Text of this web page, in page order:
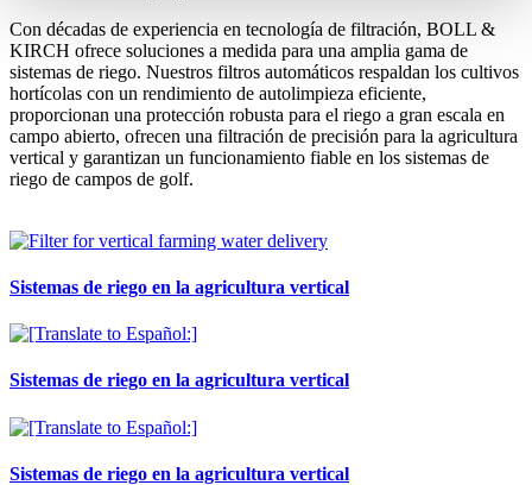
Con décadas de experiencia en tecnología de filtración, BOLL &
KIRCH ofrece soluciones a medida para una amplia gama de
sistemas de riego. Nuestros filtros automáticos respaldan los cultivos
hortícolas con un rendimiento de autolimpieza eficiente,
proporcionan una protección robusta para el riego a gran escala en
campo abierto, ofrecen una filtración de precisión para la agricultura
vertical y garantizan un funcionamiento fiable en los sistemas de
riego de campos de golf.
Sistemas de riego en la agricultura vertical
Sistemas de riego en la agricultura vertical
Sistemas de riego en la agricultura vertical